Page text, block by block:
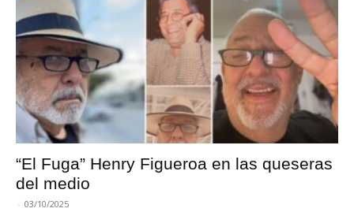
“El Fuga” Henry Figueroa en las queseras
del medio
- 03/10/2025